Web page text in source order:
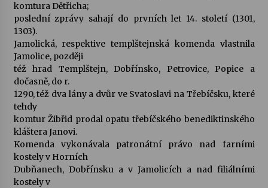
komtura Dětřicha;
poslední zprávy sahají do prvních let 14. století (1301,
1303).
Jamolická, respektive templštejnská komenda vlastnila
Jamolice, později
též hrad Templštejn, Dobřínsko, Petrovice, Popice a
dočasně, do r.
1290, též dva lány a dvůr ve Svatoslavi na Třebíčsku, které
tehdy
komtur Žibřid prodal opatu třebíčského benediktinského
kláštera Janovi.
Komenda vykonávala patronátní právo nad farními
kostely v Horních
Dubňanech, Dobřínsku a v Jamolicích a nad filiálními
kostely v